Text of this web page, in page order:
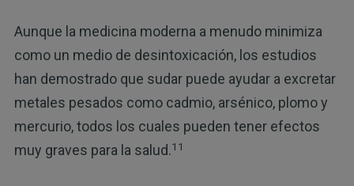
Aunque la medicina moderna a menudo minimiza
como un medio de desintoxicación, los estudios
han demostrado que sudar puede ayudar a excretar
metales pesados como cadmio, arsénico, plomo y
mercurio, todos los cuales pueden tener efectos
muy graves para la salud.11